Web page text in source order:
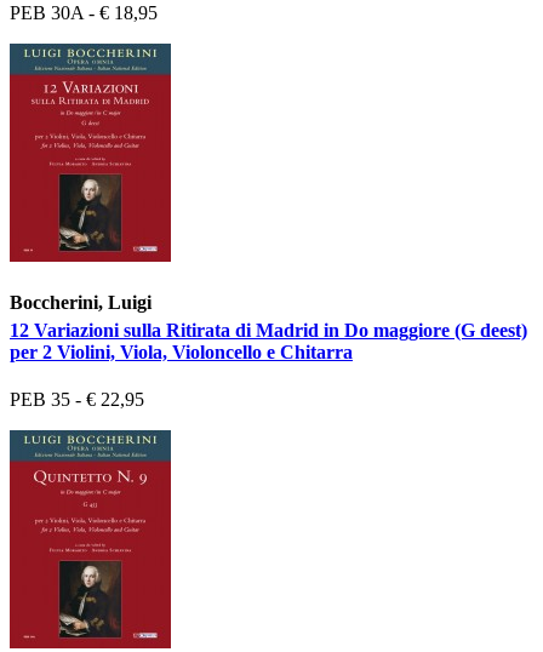
PEB 30A - € 18,95
Boccherini, Luigi
12 Variazioni sulla Ritirata di Madrid in Do maggiore (G deest)
per 2 Violini, Viola, Violoncello e Chitarra
PEB 35 - € 22,95